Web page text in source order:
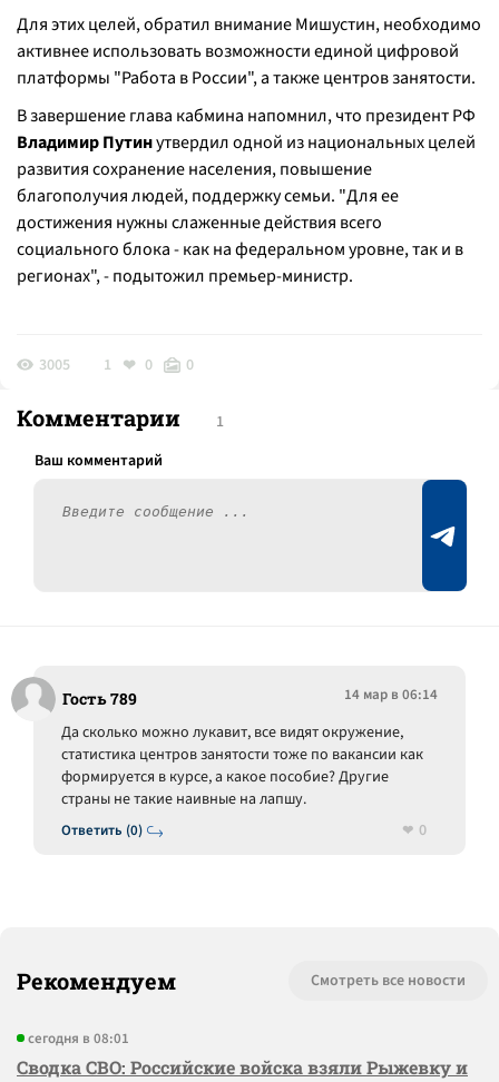
Для этих целей, обратил внимание Мишустин, необходимо
активнее использовать возможности единой цифровой
платформы "Работа в России", а также центров занятости.
В завершение глава кабмина напомнил, что президент РФ
Владимир Путинутвердил одной из национальных целей
развития сохранение населения, повышение
благополучия людей, поддержку семьи. "Для ее
достижения нужны слаженные действия всего
социального блока - как на федеральном уровне, так и в
регионах", - подытожил премьер-министр.
3005 1 0 0
Комментарии 1
Гость 789 14 мар в 06:14
Ответить (0)
Да сколько можно лукавит, все видят окружение,
статистика центров занятости тоже по вакансии как
формируется в курсе, а какое пособие? Другие
страны не такие наивные на лапшу.
0
Рекомендуем Смотреть все новости
сегодня в 08:01
Сводка СВО: Российские войска взяли Рыжевку и